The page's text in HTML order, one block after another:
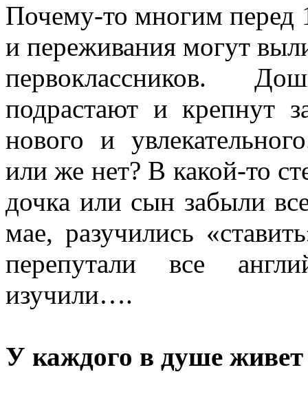
Почему-то многим перед
и переживания могут
первоклассников.
подрастают и крепнут
нового и
или же нет? В какой-то
дочка или сын забыли
мае, разучились
перепутали все
изучили….
У каждого в душе